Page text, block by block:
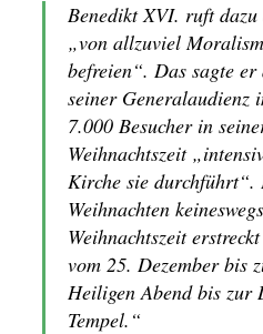
Benedikt XVI. ruft
„von allzuviel
befreien“. Das sagte
seiner Generalaudienz
7.000 Besucher in
Weihnachtszeit
Kirche sie
Weihnachten
Weihnachtszeit
vom 25. Dezember bis
Heiligen Abend bis zur
Tempel.“